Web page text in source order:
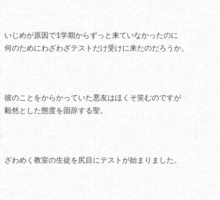
いじめが原因で1学期からずっと来ていなかったのに
何のためにわざわざテストだけ受けに来たのだろうか。
彼のことをからかっていた悪友はほくそ笑むのですが
毅然とした態度を固辞する聖。
ざわめく教室の生徒を尻目にテストが始まりました。